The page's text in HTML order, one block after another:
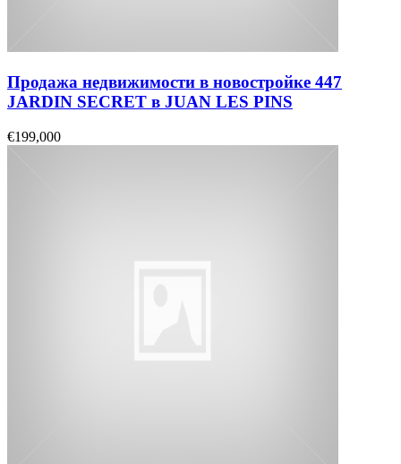
Продажа недвижимости в новостройке 447
JARDIN SECRET в JUAN LES PINS
€199,000